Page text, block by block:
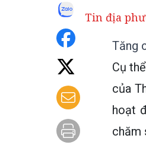
Tin địa
Tăng
Cụ
của
hoạt
chăm